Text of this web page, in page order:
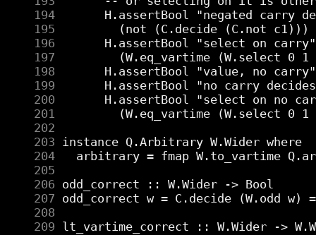
    194
    195
    196
    197
    198
    199
    200
    201
    202
    203
    204
    205
    206
    207
    208
    209